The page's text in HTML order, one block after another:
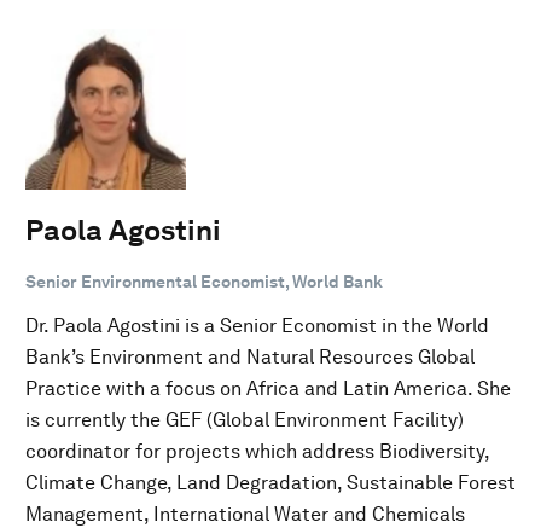
Paola Agostini
Senior Environmental Economist, World Bank
Dr. Paola Agostini is a Senior Economist in the World
Bank’s Environment and Natural Resources Global
Practice with a focus on Africa and Latin America. She
is currently the GEF (Global Environment Facility)
coordinator for projects which address Biodiversity,
Climate Change, Land Degradation, Sustainable Forest
Management, International Water and Chemicals